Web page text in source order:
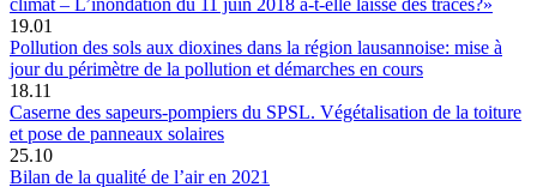
climat – L’inondation du 11 juin 2018 a-t-elle laissé des traces?»
19.01
Pollution des sols aux dioxines dans la région lausannoise: mise à
jour du périmètre de la pollution et démarches en cours
18.11
Caserne des sapeurs-pompiers du SPSL. Végétalisation de la toiture
et pose de panneaux solaires
25.10
Bilan de la qualité de l’air en 2021